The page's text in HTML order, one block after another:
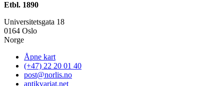
Etbl. 1890
Universitetsgata 18
0164 Oslo
Norge
Åpne kart
(+47) 22 20 01 40
post@norlis.no
antikvariat.net